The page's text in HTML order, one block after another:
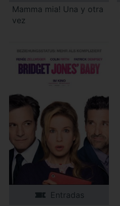
Mamma mia! Una y otra
vez
Entradas